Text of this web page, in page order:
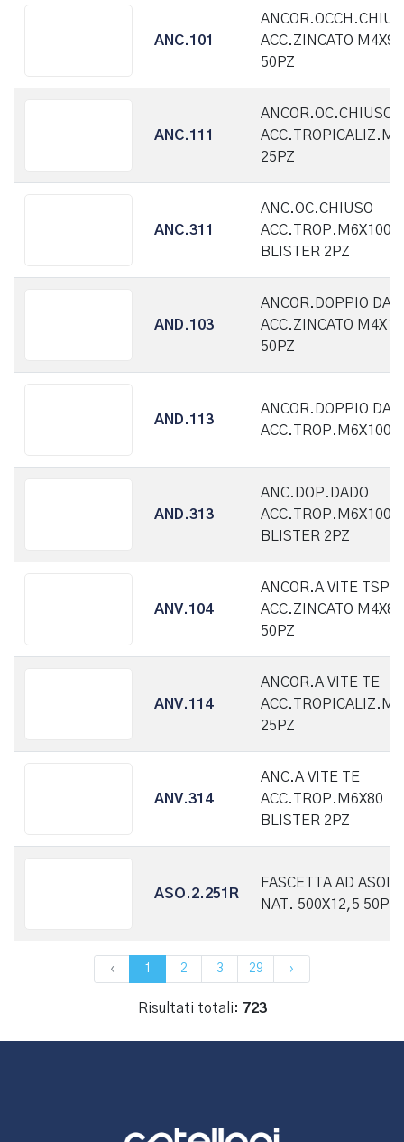
ANC.101
ACC.ZINCATO M4X95
50PZ
ANC.111
ANCOR.OC.CHIUSO
25PZ
ANC.311
ANC.OC.CHIUSO
ACC.TROP.M6X100
BLISTER 2PZ
AND.103
ANCOR.DOPPIO
ACC.ZINCATO
50PZ
AND.113
ANCOR.DOPPIO
ACC.TROP.M6X100
AND.313
ANC.DOP.DADO
ACC.TROP.M6X100
BLISTER 2PZ
ANV.104
ANCOR.A VITE TSP
ACC.ZINCATO M4X80
50PZ
ANV.114
ANCOR.A VITE TE
25PZ
ANV.314
ANC.A VITE TE
ACC.TROP.M6X80
BLISTER 2PZ
ASO.2.251R
FASCETTA AD ASOLA
NAT. 500X12,5 50PZ
‹ 1 2 3 29 ›
Risultati totali: 723